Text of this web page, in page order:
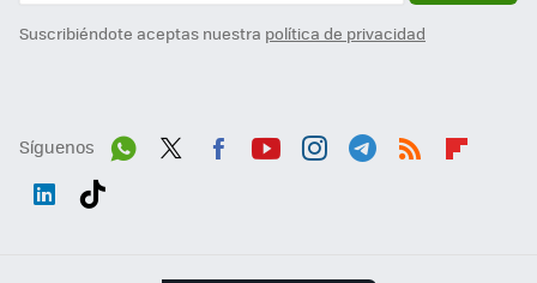
Suscribiéndote aceptas nuestra política de privacidad
Síguenos